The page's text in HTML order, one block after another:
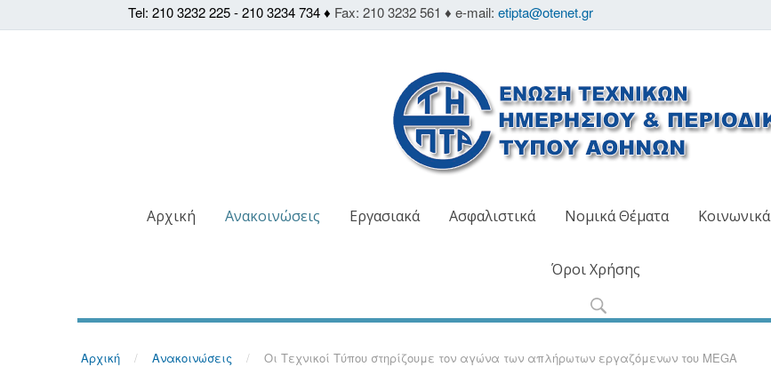
Tel: 210 3232 225 - 210 3234 734 ♦ Fax: 210 3232 561 ♦ e-mail: etipta@otenet.gr
Αρχική Ανακοινώσεις Εργασιακά Ασφαλιστικά Νομικά Θέματα Κοινωνικά
Όροι Χρήσης
Αρχική / Ανακοινώσεις / Οι Τεχνικοί Τύπου στηρίζουμε τον αγώνα των απλήρωτων εργαζόμενων του MEGA